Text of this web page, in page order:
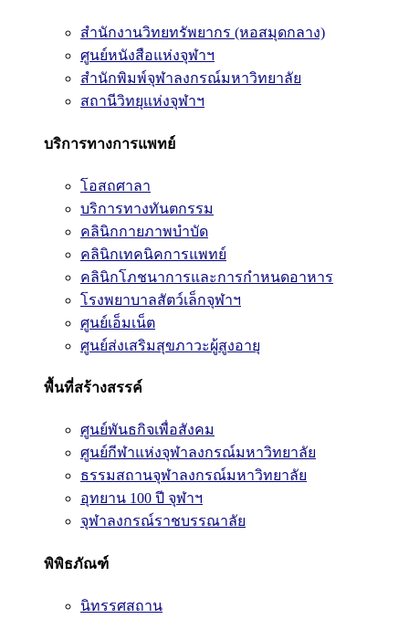
สำนักงานวิทยทรัพยากร (หอสมุดกลาง)
ศูนย์หนังสือแห่งจุฬาฯ
สำนักพิมพ์จุฬาลงกรณ์มหาวิทยาลัย
สถานีวิทยุแห่งจุฬาฯ
บริการทางการแพทย์
โอสถศาลา
บริการทางทันตกรรม
คลินิกกายภาพบำบัด
คลินิกเทคนิคการแพทย์
คลินิกโภชนาการและการกำหนดอาหาร
โรงพยาบาลสัตว์เล็กจุฬาฯ
ศูนย์เอ็มเน็ต
ศูนย์ส่งเสริมสุขภาวะผู้สูงอายุ
พื้นที่สร้างสรรค์
ศูนย์พันธกิจเพื่อสังคม
ศูนย์กีฬาแห่งจุฬาลงกรณ์มหาวิทยาลัย
ธรรมสถานจุฬาลงกรณ์มหาวิทยาลัย
อุทยาน 100 ปี จุฬาฯ
จุฬาลงกรณ์ราชบรรณาลัย
พิพิธภัณฑ์
นิทรรศสถาน